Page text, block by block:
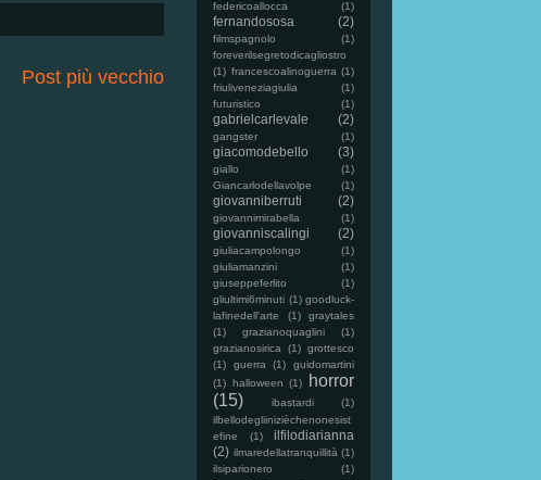
Post più vecchio
federicoallocca
(1)
fernandososa (2)
filmspagnolo
(1)
foreverilsegretodicagliostro
(1) francescoalinoguerra (1)
friuliveneziagiulia
(1)
futuristico
(1)
gabrielcarlevale (2)
gangster (1)
giacomodebello (3)
giallo
(1)
Giancarlodellavolpe
(1)
giovanniberruti (2)
giovannimirabella (1)
giovanniscalingi (2)
giuliacampolongo
(1)
giuliamanzini
(1)
giuseppeferlito
(1)
gliultimi6minuti (1) goodluck-
lafinedell'arte
(1)
graytales
(1)
grazianoquaglini
(1)
grazianosirica
(1) grottesco
(1)
guerra (1)
guidomartini
(1) halloween (1)
horror
(15)
ibastardi
(1)
ilbellodegliinizièchenonesist
efine
(1)
ilfilodiarianna
(2) ilmaredellatranquillità (1)
ilsiparionero
(1)